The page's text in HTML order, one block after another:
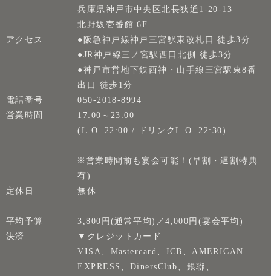
兵庫県神戸市中央区北長狭通1-20-13
北野坂壱番館 6F
アクセス
●阪急神戸線神戸三宮駅東改札口 徒歩3分
●JR神戸線三ノ宮駅西口北側 徒歩3分
●神戸市営地下鉄西神・山手線三宮駅東8番
出口 徒歩1分
電話番号
050-2018-8994
営業時間
17:00～23:00
(L.O. 22:00 / ドリンクL.O. 22:30)
※営業時間前も宴会可能！(早割・遅割特典
有)
定休日
無休
平均予算
3,800円(通常平均)／4,000円(宴会平均)
決済
▼クレジットカード
VISA、Mastercard、JCB、AMERICAN
EXPRESS、DinersClub、銀聯、